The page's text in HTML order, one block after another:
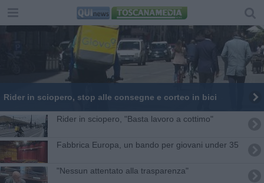
Rider in sciopero, stop alle consegne e corteo in bici
Rider in sciopero, "Basta lavoro a cottimo"
Fabbrica Europa, un bando per giovani under 35
"Nessun attentato alla trasparenza"